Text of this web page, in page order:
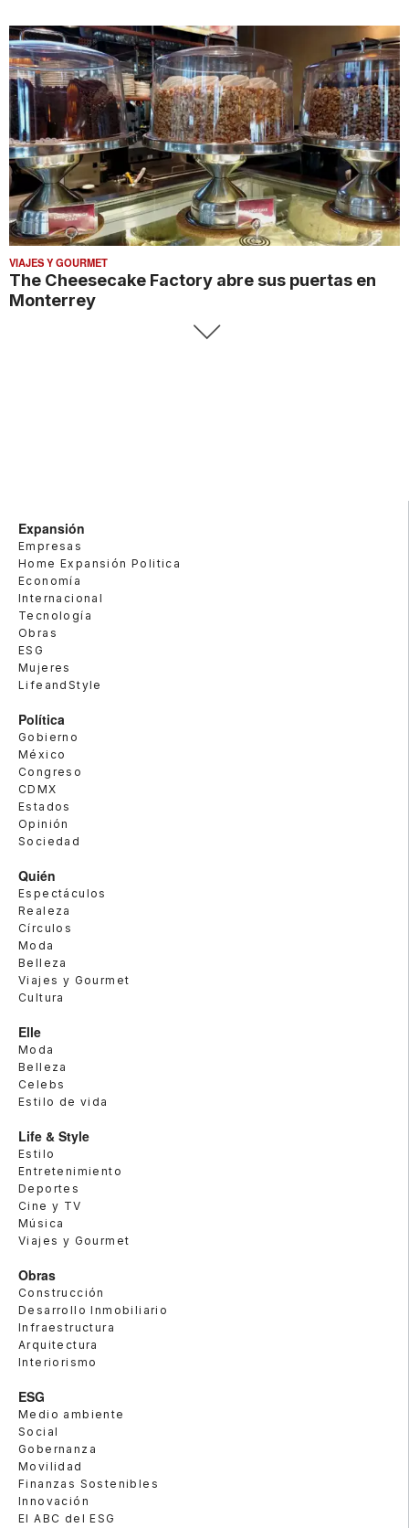
VIAJES Y GOURMET
The Cheesecake Factory abre sus puertas en
Monterrey
Expansión
Empresas
Home Expansión Politica
Economía
Internacional
Tecnología
Obras
ESG
Mujeres
LifeandStyle
Política
Gobierno
México
Congreso
CDMX
Estados
Opinión
Sociedad
Quién
Espectáculos
Realeza
Círculos
Moda
Belleza
Viajes y Gourmet
Cultura
Elle
Moda
Belleza
Celebs
Estilo de vida
Life & Style
Estilo
Entretenimiento
Deportes
Cine y TV
Música
Viajes y Gourmet
Obras
Construcción
Desarrollo Inmobiliario
Infraestructura
Arquitectura
Interiorismo
ESG
Medio ambiente
Social
Gobernanza
Movilidad
Finanzas Sostenibles
Innovación
El ABC del ESG